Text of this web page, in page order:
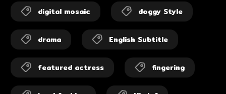
digital mosaic doggy Style
drama English Subtitle
featured actress fingering